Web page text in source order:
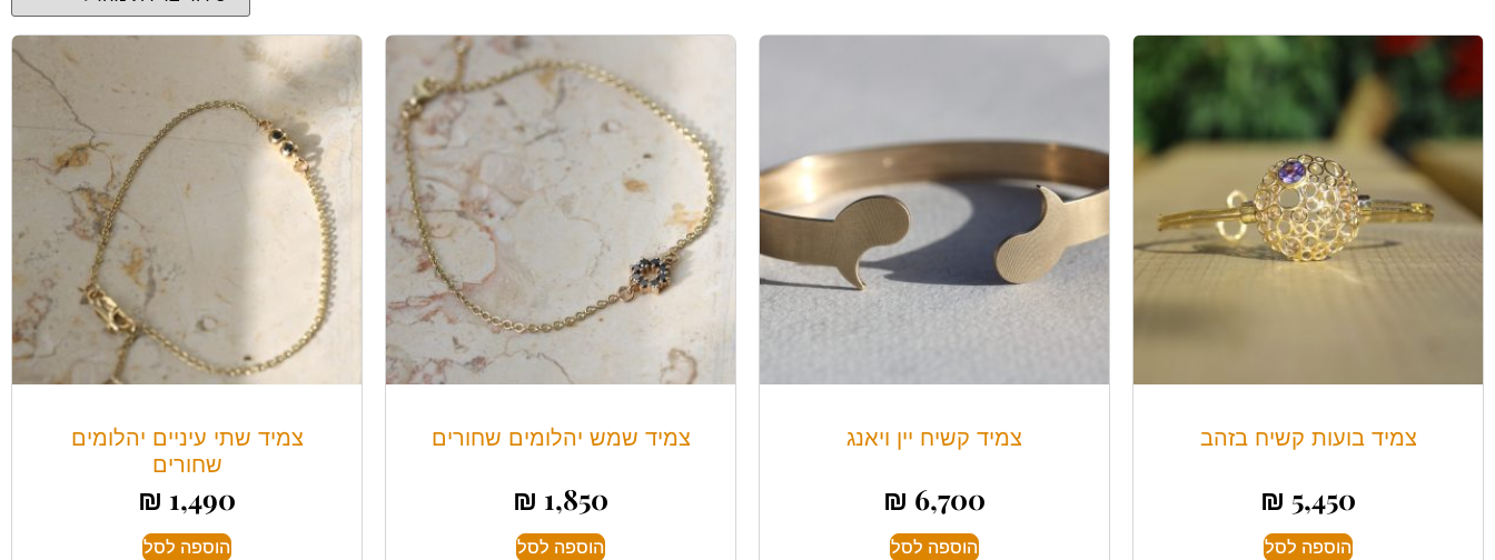
צמיד בועות קשיח בזהב
₪ 5,450
הוספה לסל
צמיד קשיח יין ויאנג
₪ 6,700
הוספה לסל
צמיד שמש יהלומים שחורים
₪ 1,850
הוספה לסל
צמיד שתי עיניים יהלומים
שחורים
₪ 1,490
הוספה לסל